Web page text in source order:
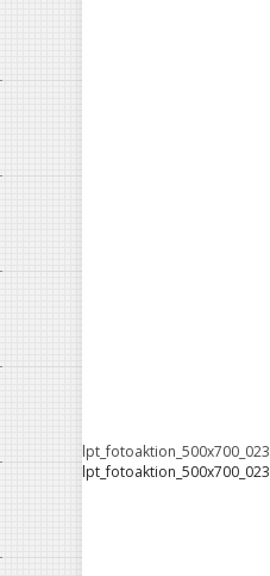
lpt_fotoaktion_500x700_023
lpt_fotoaktion_500x700_023